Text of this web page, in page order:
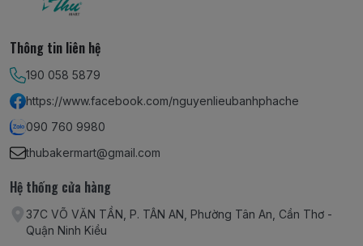
Thông tin liên hệ
190 058 5879
https://www.facebook.com/nguyenlieubanhphache
090 760 9980
thubakermart@gmail.com
Hệ thống cửa hàng
37C VÕ VĂN TẦN, P. TÂN AN, Phường Tân An, Cần Thơ -
Quận Ninh Kiều